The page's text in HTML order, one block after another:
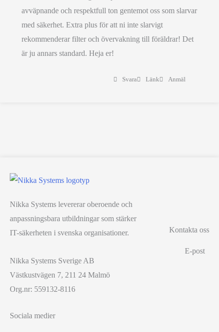
avväpnande och respektfull ton gentemot oss som slarvar
med säkerhet. Extra plus för att ni inte slarvigt
rekommenderar filter och övervakning till föräldrar! Det
är ju annars standard. Heja er!
Svara Länk Anmäl
Nikka Systems levererar oberoende och
anpassningsbara utbildningar som stärker
IT-säkerheten i svenska organisationer.
Nikka Systems Sverige AB
Västkustvägen 7, 211 24 Malmö
Org.nr: 559132-8116
Kontakta oss
E-post
Sociala medier